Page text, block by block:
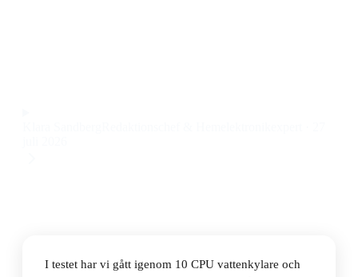
I testet har vi gått igenom 10 CPU vattenkylare och